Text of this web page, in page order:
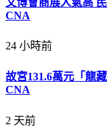
文博會商展人氣高
CNA
24 小時前
故宮131.6萬元「龍
CNA
2 天前